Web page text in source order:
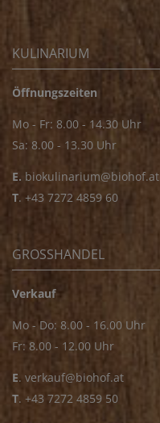
KULINARIUM
Öffnungszeiten
Mo - Fr: 8.00 - 14.30 Uhr
Sa: 8.00 - 13.30 Uhr
E. biokulinarium@biohof.at
T. +43 7272 4859 60
GROSSHANDEL
Verkauf
Mo - Do: 8.00 - 16.00 Uhr
Fr: 8.00 - 12.00 Uhr
E. verkauf@biohof.at
T. +43 7272 4859 50